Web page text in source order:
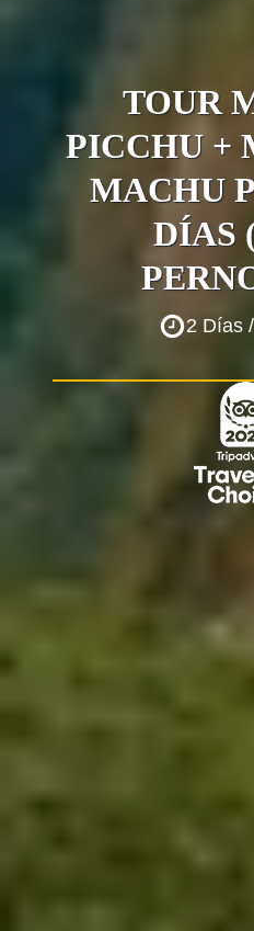
TOUR
PICCHU +
MACHU
DÍAS
2 Días